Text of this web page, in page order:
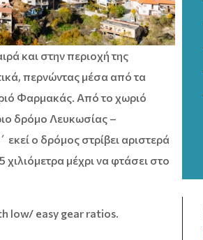
και στην περιοχή της
περνώντας μέσα από τα
Φαρμακάς. Από το χωριό
δρόμο Λευκωσίας –
ο δρόμος στρίβει αριστερά
μέχρι να φτάσει στο
low/ easy gear ratios.